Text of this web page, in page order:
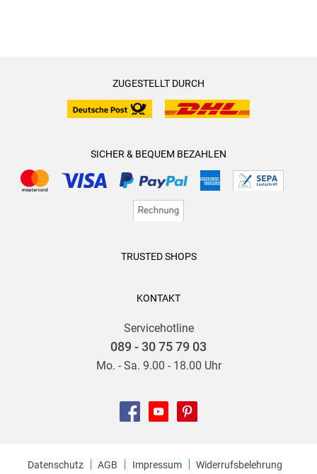
ZUGESTELLT DURCH
SICHER & BEQUEM BEZAHLEN
TRUSTED SHOPS
KONTAKT
Servicehotline
089 - 30 75 79 03
Mo. - Sa. 9.00 - 18.00 Uhr
Datenschutz AGB Impressum
Widerrufsbelehrung